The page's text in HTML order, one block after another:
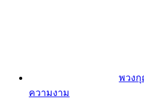
พวง
ความงาม